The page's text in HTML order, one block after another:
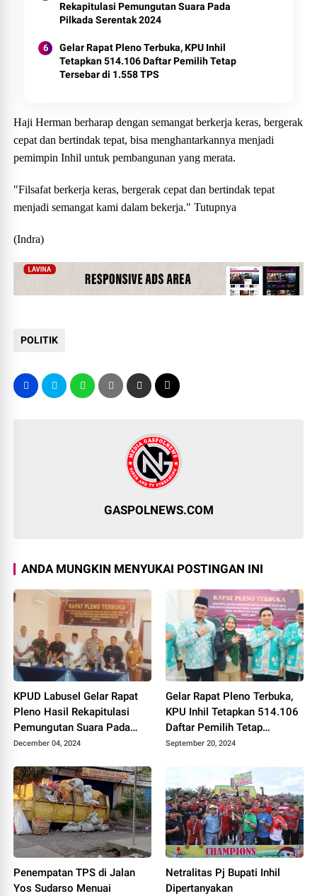
Rekapitulasi Pemungutan Suara Pada
Pilkada Serentak 2024
Gelar Rapat Pleno Terbuka, KPU Inhil
Tetapkan 514.106 Daftar Pemilih Tetap
Tersebar di 1.558 TPS
Haji Herman berharap dengan semangat berkerja keras, bergerak
cepat dan bertindak tepat, bisa menghantarkannya menjadi
pemimpin Inhil untuk pembangunan yang merata.
"Filsafat berkerja keras, bergerak cepat dan bertindak tepat
menjadi semangat kami dalam bekerja." Tutupnya
(Indra)
POLITIK
GASPOLNEWS.COM
ANDA MUNGKIN MENYUKAI POSTINGAN INI
KPUD Labusel Gelar Rapat
Pleno Hasil Rekapitulasi
Pemungutan Suara Pada
Pilkada Serentak 2024
December 04, 2024
Gelar Rapat Pleno Terbuka,
KPU Inhil Tetapkan 514.106
Daftar Pemilih Tetap
Tersebar di 1.558 TPS
September 20, 2024
Penempatan TPS di Jalan
Yos Sudarso Menuai
Netralitas Pj Bupati Inhil
Dipertanyakan